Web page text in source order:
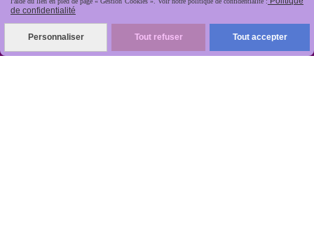
 Rapide, soignée, sécurisée
de confidentialité
Personnaliser Tout refuser Tout accepter